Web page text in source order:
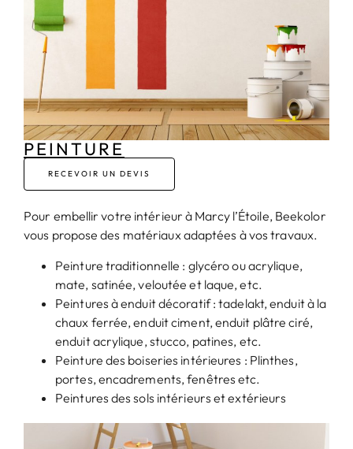
PEINTURE
RECEVOIR UN DEVIS
Pour embellir votre intérieur à Marcy l’Étoile, Beekolor
vous propose des matériaux adaptées à vos travaux.
Peinture traditionnelle : glycéro ou acrylique,
mate, satinée, veloutée et laque, etc.
Peintures à enduit décoratif : tadelakt, enduit à la
chaux ferrée, enduit ciment, enduit plâtre ciré,
enduit acrylique, stucco, patines, etc.
Peinture des boiseries intérieures : Plinthes,
portes, encadrements, fenêtres etc.
Peintures des sols intérieurs et extérieurs